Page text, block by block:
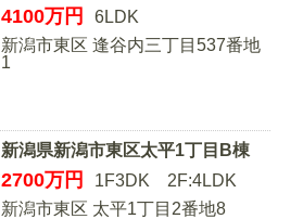
4100万円
6LDK
新潟市東区 逢谷内三丁目537番地
1
新潟県新潟市東区太平1丁目B棟
2700万円
1F3DK 2F:4LDK
新潟市東区 太平1丁目2番地8